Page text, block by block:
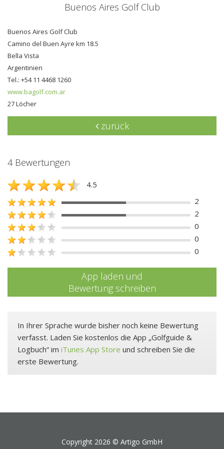
Buenos Aires Golf Club
Buenos Aires Golf Club
Camino del Buen Ayre km 18.5
Bella Vista
Argentinien
Tel.: +54 11 4468 1260
www.bagolf.com.ar
27 Löcher
zurück
4 Bewertungen
4.5
2
2
0
0
0
App laden und
Bewertung schreiben
In Ihrer Sprache wurde bisher noch keine Bewertung
verfasst. Laden Sie kostenlos die App „Golfguide &
Logbuch“ im iTunes App Store und schreiben Sie die
erste Bewertung.
Copyright 2026 © Artigo GmbH